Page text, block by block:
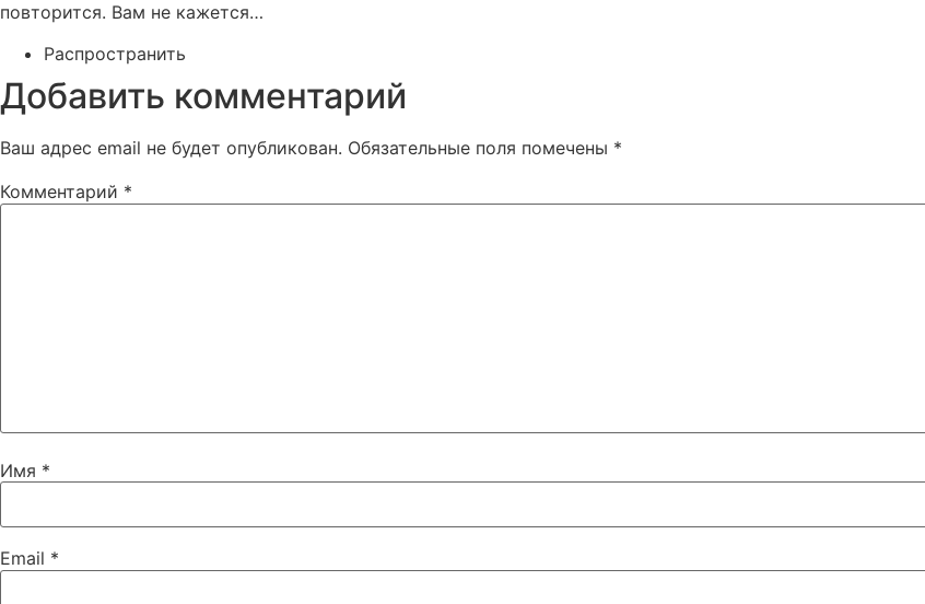
повторится. Вам не кажется…
Распространить
Добавить комментарий
Ваш адрес email не будет опубликован. Обязательные поля помечены *
Комментарий *
Имя *
Email *